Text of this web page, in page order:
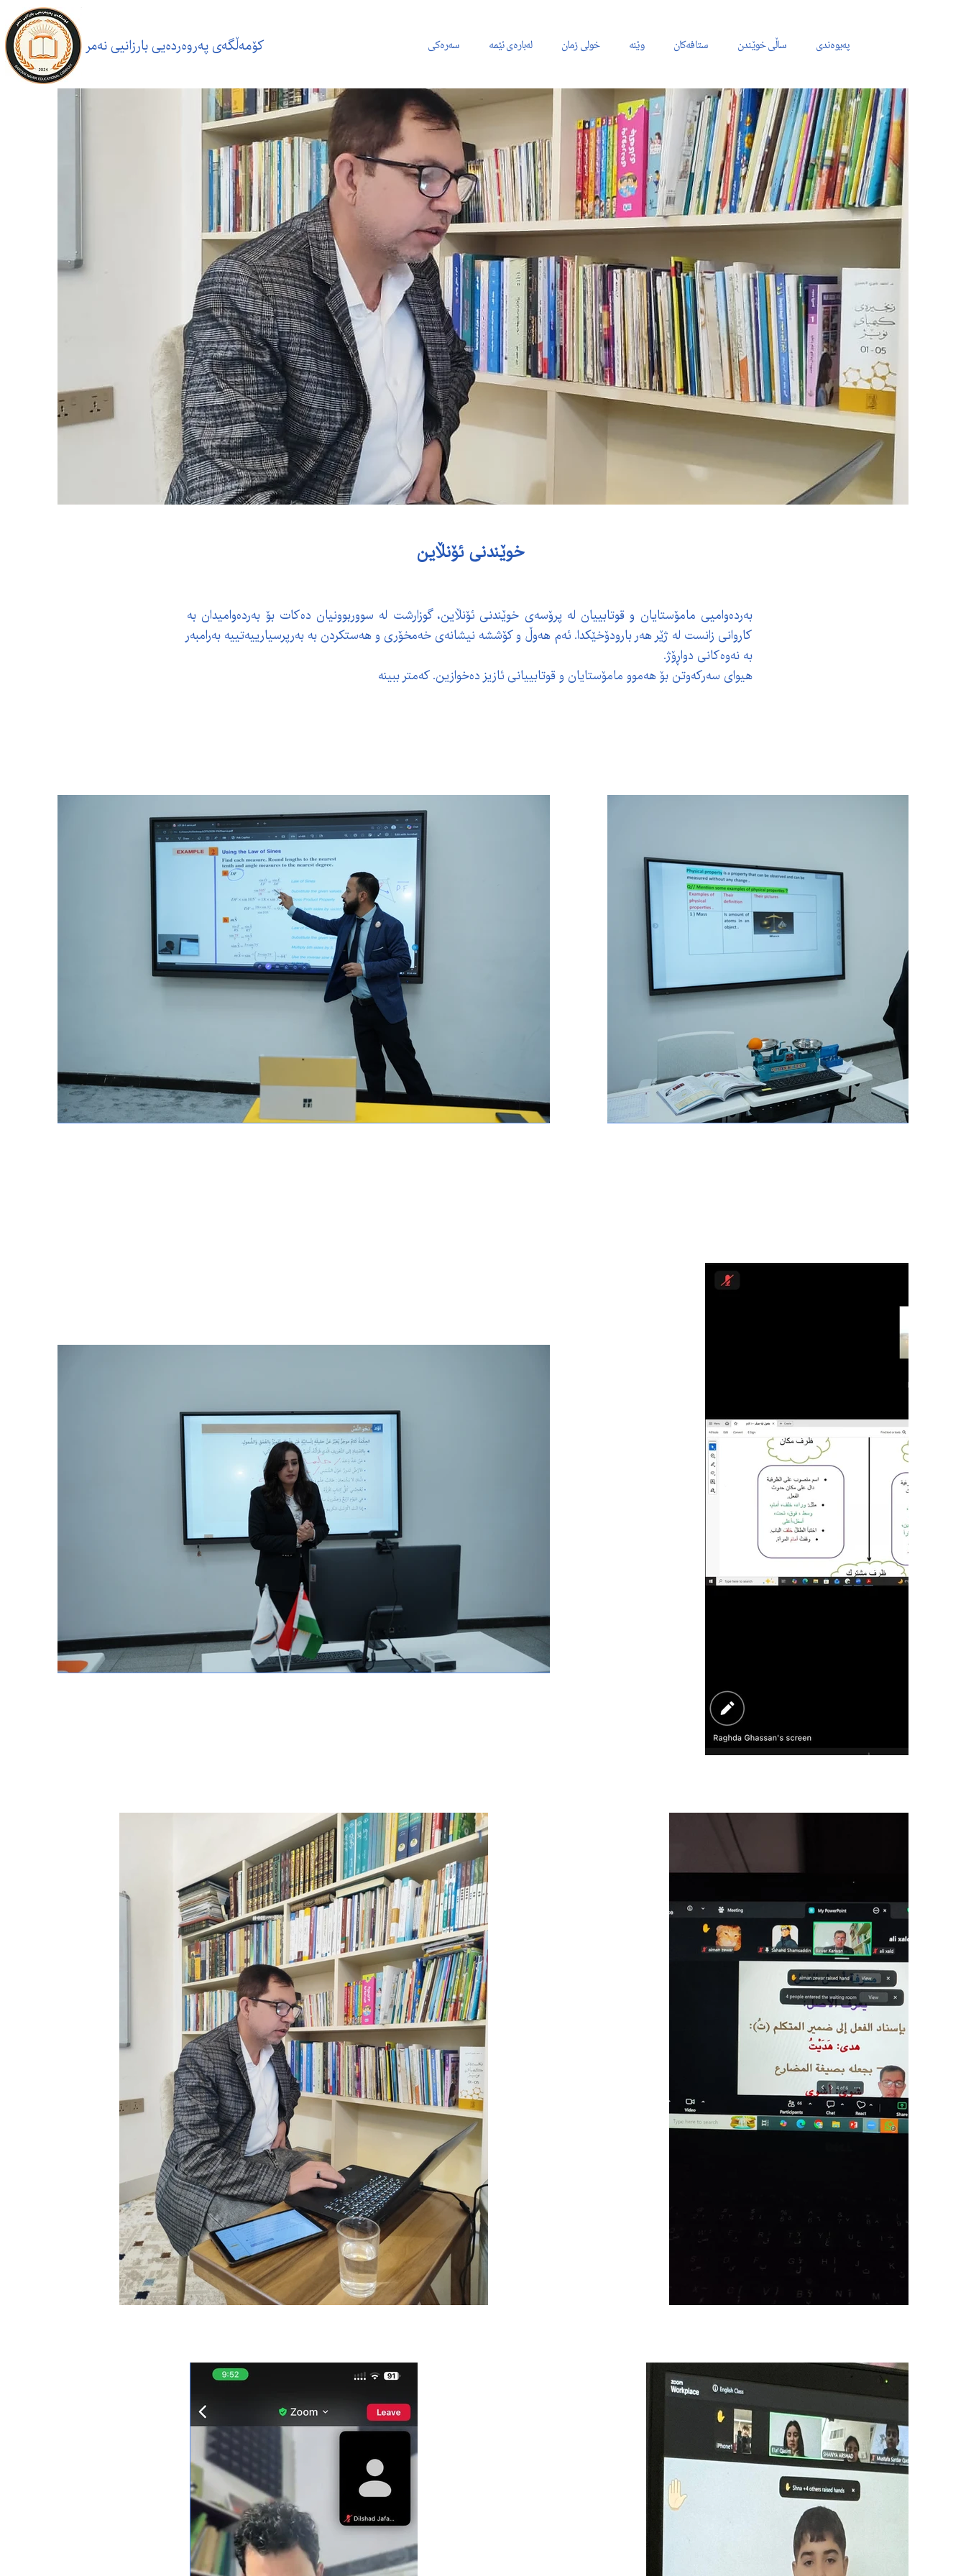
کۆمەڵگەی پەروەردەیی بارزانیی نەمر سەرەکی لەبارەی ئێمە خولی زمان وێنە ستافەکان ساڵی خوێندن پەیوەندی
خوێندنی ئۆنڵاین
بەردەوامیی مامۆستایان و قوتابییان لە پرۆسەی خوێندنی ئۆنڵاین، گوزارشت لە سووربوونیان دەکات بۆ بەردەوامیدان بە
کاروانی زانست لە ژێر هەر بارودۆخێکدا. ئەم هەوڵ و کۆششە نیشانەی خەمخۆری و هەستکردن بە بەرپرسیارییەتییە بەرامبەر
بە نەوەکانی دواڕۆژ.
هیوای سەرکەوتن بۆ هەموو مامۆستایان و قوتابییانی ئازیز دەخوازین. کەمتر ببینە